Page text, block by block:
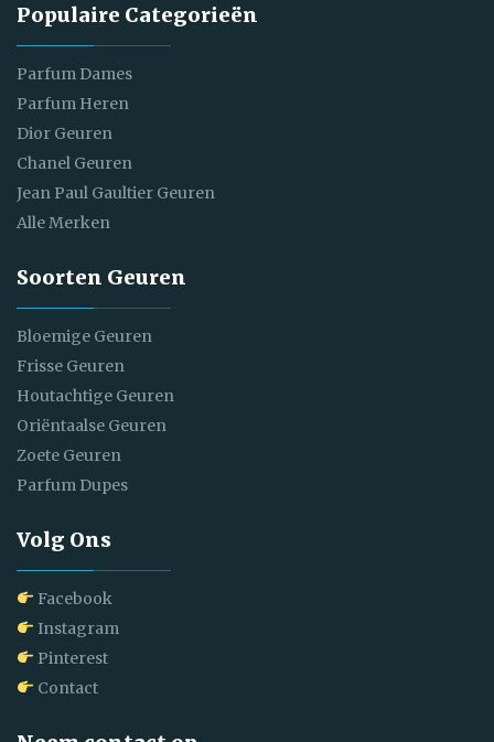
Populaire Categorieën
Parfum Dames
Parfum Heren
Dior Geuren
Chanel Geuren
Jean Paul Gaultier Geuren
Alle Merken
Soorten Geuren
Bloemige Geuren
Frisse Geuren
Houtachtige Geuren
Oriëntaalse Geuren
Zoete Geuren
Parfum Dupes
Volg Ons
Facebook
Instagram
Pinterest
Contact